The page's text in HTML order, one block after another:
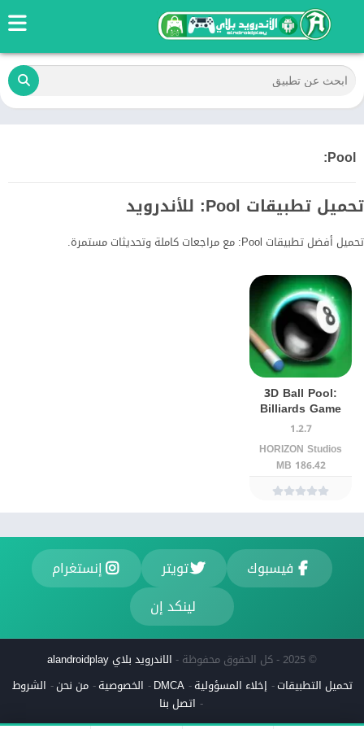
Pool:
تحميل تطبيقات Pool: للأندرويد
تحميل أفضل تطبيقات Pool: مع مراجعات كاملة وتحديثات مستمرة.
3D Ball Pool:
Billiards Game
1.2.7
HORIZON Studios
186.42 MB
فيسبوك تويتر
إنستغرام
لينكد إن
© 2025 - كل الحقوق محفوظة -
الاندرويد بلاي alandroidplay
تحميل التطبيقات إخلاء المسؤولية DMCA الخصوصية من نحن الشروط
اتصل بنا